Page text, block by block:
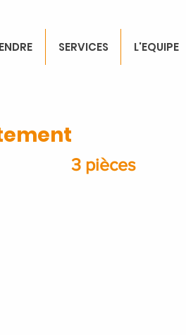
SERVICES L'EQUIPE
3 pièces